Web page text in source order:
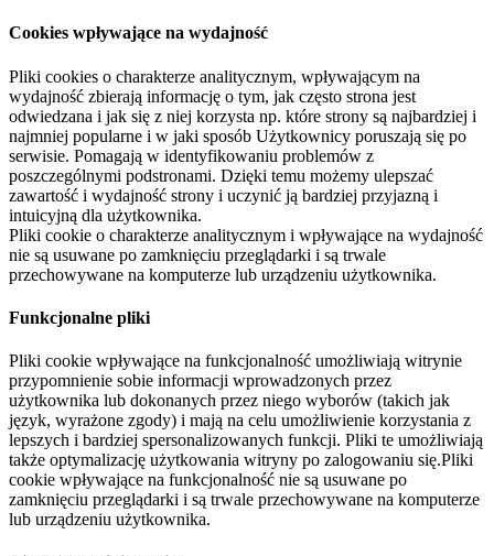
Cookies wpływające na wydajność
Pliki cookies o charakterze analitycznym, wpływającym na
wydajność zbierają informację o tym, jak często strona jest
odwiedzana i jak się z niej korzysta np. które strony są najbardziej i
najmniej popularne i w jaki sposób Użytkownicy poruszają się po
serwisie. Pomagają w identyfikowaniu problemów z
poszczególnymi podstronami. Dzięki temu możemy ulepszać
zawartość i wydajność strony i uczynić ją bardziej przyjazną i
intuicyjną dla użytkownika.
Pliki cookie o charakterze analitycznym i wpływające na wydajność
nie są usuwane po zamknięciu przeglądarki i są trwale
przechowywane na komputerze lub urządzeniu użytkownika.
Funkcjonalne pliki
Pliki cookie wpływające na funkcjonalność umożliwiają witrynie
przypomnienie sobie informacji wprowadzonych przez
użytkownika lub dokonanych przez niego wyborów (takich jak
język, wyrażone zgody) i mają na celu umożliwienie korzystania z
lepszych i bardziej spersonalizowanych funkcji. Pliki te umożliwiają
także optymalizację użytkowania witryny po zalogowaniu się.Pliki
cookie wpływające na funkcjonalność nie są usuwane po
zamknięciu przeglądarki i są trwale przechowywane na komputerze
lub urządzeniu użytkownika.